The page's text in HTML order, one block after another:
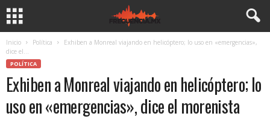
Inicio Política
Exhiben a Monreal viajando en helicóptero; lo uso en «emergencias»,
dice el...
POLÍTICA
Exhiben a Monreal viajando en helicóptero; lo
uso en «emergencias», dice el morenista